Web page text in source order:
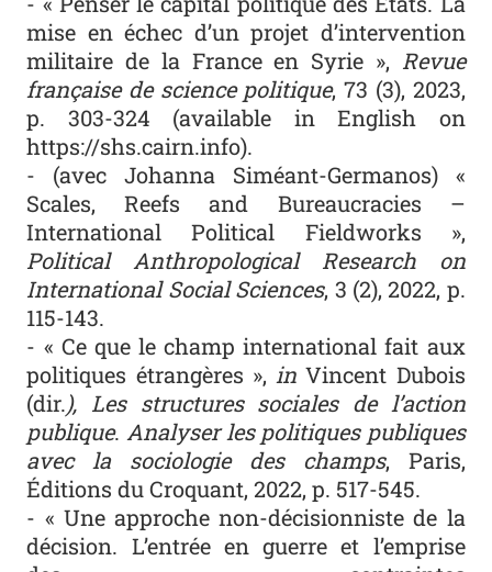
mise en échec d’un projet d’intervention
militaire de la France en Syrie », Revue
française de science politique, 73 (3), 2023,
p. 303-324 (available in English on
https://shs.cairn.info).
- (avec Johanna Siméant-Germanos) «
Scales, Reefs and Bureaucracies –
International Political Fieldworks »,
Political Anthropological Research on
International Social Sciences, 3 (2), 2022, p.
115-143.
- « Ce que le champ international fait aux
politiques étrangères », in Vincent Dubois
(dir.), Les structures sociales de l’action
publique. Analyser les politiques publiques
avec la sociologie des champs, Paris,
Éditions du Croquant, 2022, p. 517-545.
- « Une approche non-décisionniste de la
décision. L’entrée en guerre et l’emprise